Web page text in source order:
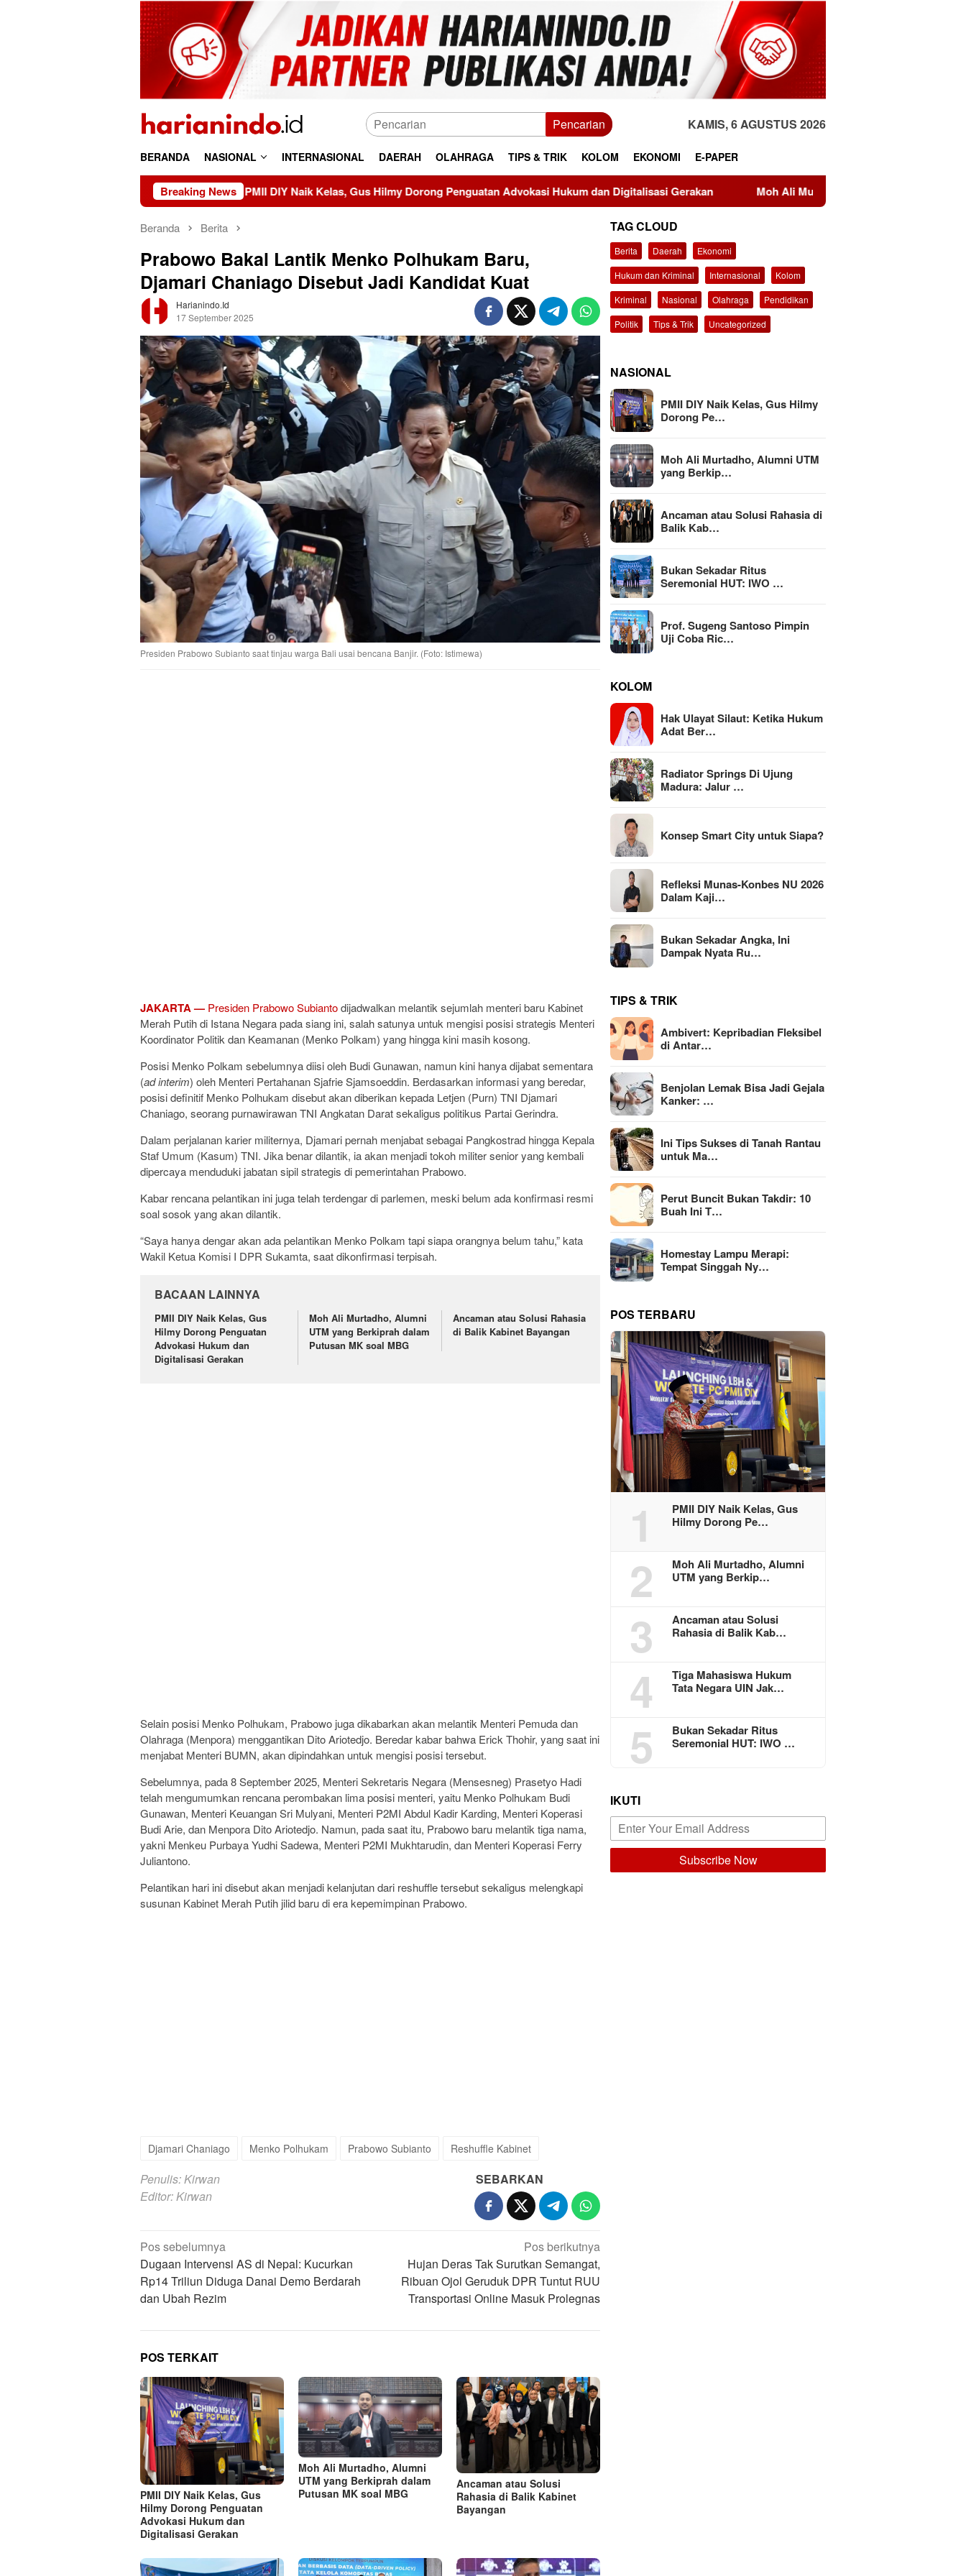
Pencarian KAMIS, 6 AGUSTUS 2026
BERANDA NASIONAL INTERNASIONAL DAERAH OLAHRAGA TIPS & TRIK KOLOM EKONOMI E-PAPER
Breaking News
PMII DIY Naik Kelas, Gus Hilmy Dorong Penguatan Advokasi Hukum dan Digitalisasi Gerakan Moh Ali Murtadho, Alumni UTM yang Berkiprah dalam Putusan
Beranda Berita
Prabowo Bakal Lantik Menko Polhukam Baru,
Djamari Chaniago Disebut Jadi Kandidat Kuat
Harianindo.id
17 September 2025
Presiden Prabowo Subianto saat tinjau warga Bali usai bencana Banjir. (Foto: Istimewa)
JAKARTA — Presiden Prabowo Subiantodijadwalkan melantik sejumlah menteri baru Kabinet
Merah Putih di Istana Negara pada siang ini, salah satunya untuk mengisi posisi strategis Menteri
Koordinator Politik dan Keamanan (Menko Polkam) yang hingga kini masih kosong.
Posisi Menko Polkam sebelumnya diisi oleh Budi Gunawan, namun kini hanya dijabat sementara
(ad interim) oleh Menteri Pertahanan Sjafrie Sjamsoeddin. Berdasarkan informasi yang beredar,
posisi definitif Menko Polhukam disebut akan diberikan kepada Letjen (Purn) TNI Djamari
Chaniago, seorang purnawirawan TNI Angkatan Darat sekaligus politikus Partai Gerindra.
Dalam perjalanan karier militernya, Djamari pernah menjabat sebagai Pangkostrad hingga Kepala
Staf Umum (Kasum) TNI. Jika benar dilantik, ia akan menjadi tokoh militer senior yang kembali
dipercaya menduduki jabatan sipil strategis di pemerintahan Prabowo.
Kabar rencana pelantikan ini juga telah terdengar di parlemen, meski belum ada konfirmasi resmi
soal sosok yang akan dilantik.
“Saya hanya dengar akan ada pelantikan Menko Polkam tapi siapa orangnya belum tahu,” kata
Wakil Ketua Komisi I DPR Sukamta, saat dikonfirmasi terpisah.
BACAAN LAINNYA
PMII DIY Naik Kelas, Gus
Hilmy Dorong Penguatan
Advokasi Hukum dan
Digitalisasi Gerakan
Moh Ali Murtadho, Alumni
UTM yang Berkiprah dalam
Putusan MK soal MBG
Ancaman atau Solusi Rahasia
di Balik Kabinet Bayangan
Selain posisi Menko Polhukam, Prabowo juga dikabarkan akan melantik Menteri Pemuda dan
Olahraga (Menpora) menggantikan Dito Ariotedjo. Beredar kabar bahwa Erick Thohir, yang saat ini
menjabat Menteri BUMN, akan dipindahkan untuk mengisi posisi tersebut.
Sebelumnya, pada 8 September 2025, Menteri Sekretaris Negara (Mensesneg) Prasetyo Hadi
telah mengumumkan rencana perombakan lima posisi menteri, yaitu Menko Polhukam Budi
Gunawan, Menteri Keuangan Sri Mulyani, Menteri P2MI Abdul Kadir Karding, Menteri Koperasi
Budi Arie, dan Menpora Dito Ariotedjo. Namun, pada saat itu, Prabowo baru melantik tiga nama,
yakni Menkeu Purbaya Yudhi Sadewa, Menteri P2MI Mukhtarudin, dan Menteri Koperasi Ferry
Juliantono.
Pelantikan hari ini disebut akan menjadi kelanjutan dari reshuffle tersebut sekaligus melengkapi
susunan Kabinet Merah Putih jilid baru di era kepemimpinan Prabowo.
Djamari Chaniago Menko Polhukam Prabowo Subianto Reshuffle Kabinet
Penulis: Kirwan
Editor: Kirwan
SEBARKAN
Navigasi
pos
Pos sebelumnya
Dugaan Intervensi AS di Nepal: Kucurkan
Rp14 Triliun Diduga Danai Demo Berdarah
dan Ubah Rezim
Pos berikutnya
Hujan Deras Tak Surutkan Semangat,
Ribuan Ojol Geruduk DPR Tuntut RUU
Transportasi Online Masuk Prolegnas
POS TERKAIT
PMII DIY Naik Kelas, Gus
Hilmy Dorong Penguatan
Advokasi Hukum dan
Digitalisasi Gerakan
Moh Ali Murtadho, Alumni
UTM yang Berkiprah dalam
Putusan MK soal MBG
Ancaman atau Solusi
Rahasia di Balik Kabinet
Bayangan
TAG CLOUD
Berita Daerah
Ekonomi
Hukum dan Kriminal
Internasional
Kolom
Kriminal
Nasional Olahraga
Pendidikan
Politik
Tips & Trik Uncategorized
NASIONAL
PMII DIY Naik Kelas, Gus Hilmy
Dorong Pe…
Moh Ali Murtadho, Alumni UTM
yang Berkip…
Ancaman atau Solusi Rahasia di
Balik Kab…
Bukan Sekadar Ritus
Seremonial HUT: IWO …
Prof. Sugeng Santoso Pimpin
Uji Coba Ric…
KOLOM
Hak Ulayat Silaut: Ketika Hukum
Adat Ber…
Radiator Springs Di Ujung
Madura: Jalur …
Konsep Smart City untuk Siapa?
Refleksi Munas-Konbes NU 2026
Dalam Kaji…
Bukan Sekadar Angka, Ini
Dampak Nyata Ru…
TIPS & TRIK
Ambivert: Kepribadian Fleksibel
di Antar…
Benjolan Lemak Bisa Jadi Gejala
Kanker: …
Ini Tips Sukses di Tanah Rantau
untuk Ma…
Perut Buncit Bukan Takdir: 10
Buah Ini T…
Homestay Lampu Merapi:
Tempat Singgah Ny…
POS TERBARU
1
PMII DIY Naik Kelas, Gus
Hilmy Dorong Pe…
2
Moh Ali Murtadho, Alumni
UTM yang Berkip…
3
Ancaman atau Solusi
Rahasia di Balik Kab…
4
Tiga Mahasiswa Hukum
Tata Negara UIN Jak…
5
Bukan Sekadar Ritus
Seremonial HUT: IWO …
IKUTI